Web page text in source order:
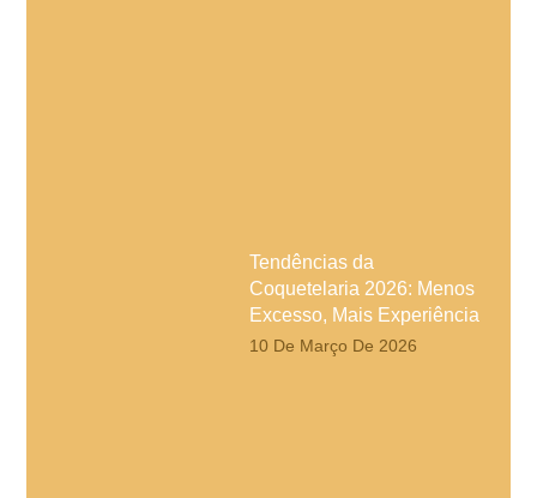
Tendências da
Coquetelaria 2026: Menos
Excesso, Mais Experiência
10 De Março De 2026